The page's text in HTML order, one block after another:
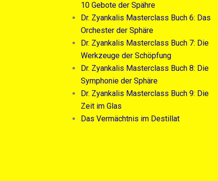
10 Gebote der Spähre
Dr. Zyankalis Masterclass Buch 6: Das
Orchester der Sphäre
Dr. Zyankalis Masterclass Buch 7: Die
Werkzeuge der Schöpfung
Dr. Zyankalis Masterclass Buch 8: Die
Symphonie der Sphäre
Dr. Zyankalis Masterclass Buch 9: Die
Zeit im Glas
Das Vermächtnis im Destillat